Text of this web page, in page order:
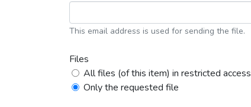
This email address is used for sending the file.
Files
All files (of this item) in restricted access
Only the requested file